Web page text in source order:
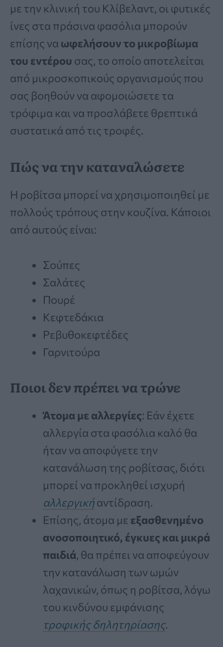
με την κλινική του Κλίβελαντ, οι φυτικές
ίνες στα πράσινα φασόλια μπορούν
επίσης να ωφελήσουν το μικροβίωμα
του εντέρου σας, το οποίο αποτελείται
από μικροσκοπικούς οργανισμούς που
σας βοηθούν να αφομοιώσετε τα
τρόφιμα και να προσλάβετε θρεπτικά
συστατικά από τις τροφές.
Πώς να την καταναλώσετε
Η ροβίτσα μπορεί να χρησιμοποιηθεί με
πολλούς τρόπους στην κουζίνα. Κάποιοι
από αυτούς είναι:
Σούπες
Σαλάτες
Πουρέ
Κεφτεδάκια
Ρεβυθοκεφτέδες
Γαρνιτούρα
Ποιοι δεν πρέπει να τρώνε
Άτομα με αλλεργίες: Εάν έχετε
αλλεργία στα φασόλια καλό θα
ήταν να αποφύγετε την
κατανάλωση της ροβίτσας, διότι
μπορεί να προκληθεί ισχυρή
αλλεργικήαντίδραση.
Επίσης, άτομα με εξασθενημένο
ανοσοποιητικό, έγκυες και μικρά
παιδιά, θα πρέπει να αποφεύγουν
την κατανάλωση των ωμών
λαχανικών, όπως η ροβίτσα, λόγω
του κινδύνου εμφάνισης
τροφικής δηλητηρίασης.